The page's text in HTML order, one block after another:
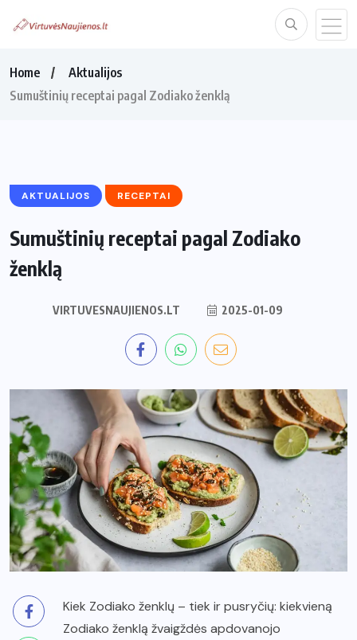
Home
Aktualijos
Sumuštinių receptai pagal Zodiako ženklą
AKTUALIJOS RECEPTAI
Sumuštinių receptai pagal Zodiako
ženklą
VIRTUVESNAUJIENOS.LT 2025-01-09
Kiek Zodiako ženklų – tiek ir pusryčių: kiekvieną
Zodiako ženklą žvaigždės apdovanojo